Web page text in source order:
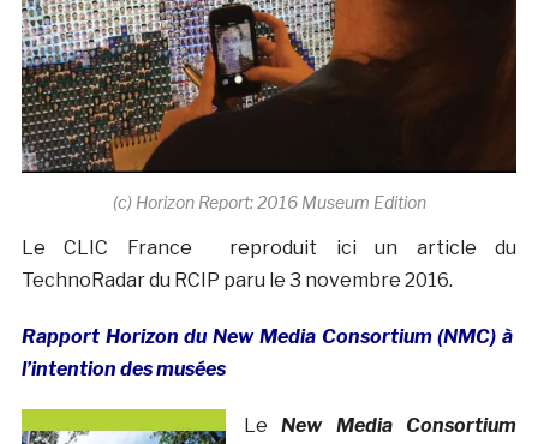
(c) Horizon Report: 2016 Museum Edition
Le CLIC France reproduit ici un article du
TechnoRadar du RCIP paru le 3 novembre 2016.
Rapport Horizon du New Media Consortium (NMC) à
l’intention des musées
LeNew Media Consortium